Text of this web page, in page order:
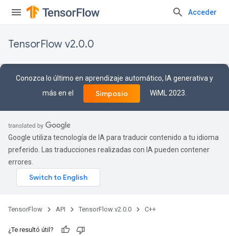
Acceder
TensorFlow v2.0.0
Conozca lo último en aprendizaje automático, IA generativa y
más en el
Simposio WiML 2023.
Google utiliza tecnología de IA para traducir contenido a tu idioma
preferido. Las traducciones realizadas con IA pueden contener
errores.
TensorFlow API TensorFlow v2.0.0 C++
¿Te resultó útil?